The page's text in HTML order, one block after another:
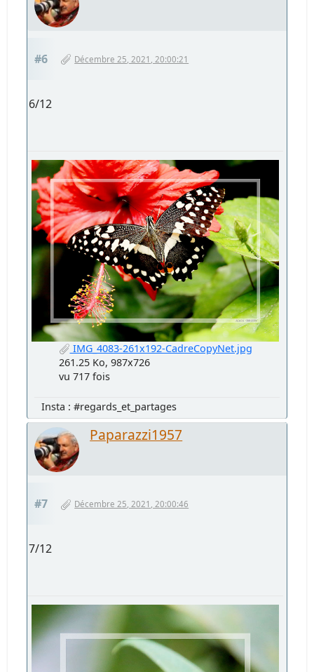
#6 Décembre 25, 2021, 20:00:21
6/12
IMG_4083-261x192-CadreCopyNet.jpg
261.25 Ko, 987x726
vu 717 fois
Insta : #regards_et_partages
Paparazzi1957
#7 Décembre 25, 2021, 20:00:46
7/12